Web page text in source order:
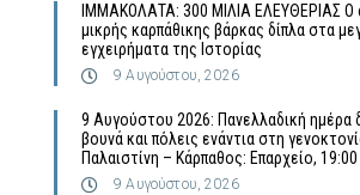
ΙΜΜΑΚΟΛΑΤΑ: 300 ΜΙΛΙΑ ΕΛΕΥΘΕΡΙΑΣ Ο
μικρής καρπάθικης βάρκας δίπλα στα
εγχειρήματα της Ιστορίας
9 Αυγούστου, 2026
9 Αυγούστου 2026: Πανελλαδική ημέρα
βουνά και πόλεις ενάντια στη
Παλαιστίνη – Κάρπαθος: Επαρχείο, 19:00
9 Αυγούστου, 2026